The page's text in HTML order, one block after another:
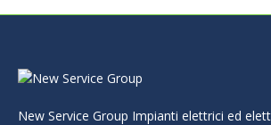
New Service Group Impianti elettrici ed